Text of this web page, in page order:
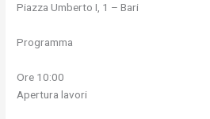
Piazza Umberto I, 1 – Bari
Programma
Ore 10:00
Apertura lavori